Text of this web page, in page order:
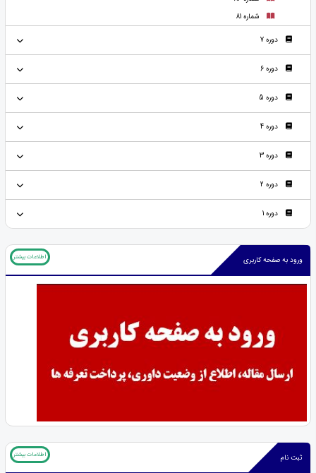
شماره 81
دوره 7
دوره 6
دوره 5
دوره 4
دوره 3
دوره 2
دوره 1
ورود به صفحه کاربری اطلاعات بیشتر
ثبت نام اطلاعات بیشتر